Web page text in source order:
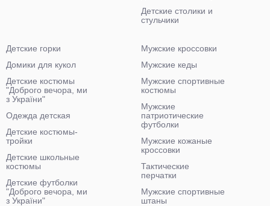
Детские столики и
стульчики
Детские горки
Домики для кукол
Детские костюмы
"Доброго вечора, ми
з України"
Одежда детская
Детские костюмы-
тройки
Детские школьные
костюмы
Детские футболки
"Доброго вечора, ми
з України"
Мужские кроссовки
Мужские кеды
Мужские спортивные
костюмы
Мужские
патриотические
футболки
Мужские кожаные
кроссовки
Тактические
перчатки
Мужские спортивные
штаны